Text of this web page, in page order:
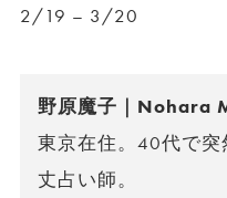
2/19 – 3/20
野原魔子｜Nohara
東京在住。40代で
丈占い師。